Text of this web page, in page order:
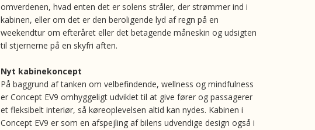
omverdenen, hvad enten det er solens stråler, der strømmer ind i
kabinen, eller om det er den beroligende lyd af regn på en
weekendtur om efteråret eller det betagende måneskin og udsigten
til stjernerne på en skyfri aften.
Nyt kabinekoncept
På baggrund af tanken om velbefindende, wellness og mindfulness
er Concept EV9 omhyggeligt udviklet til at give fører og passagerer
et fleksibelt interiør, så køreoplevelsen altid kan nydes. Kabinen i
Concept EV9 er som en afspejling af bilens udvendige design også i